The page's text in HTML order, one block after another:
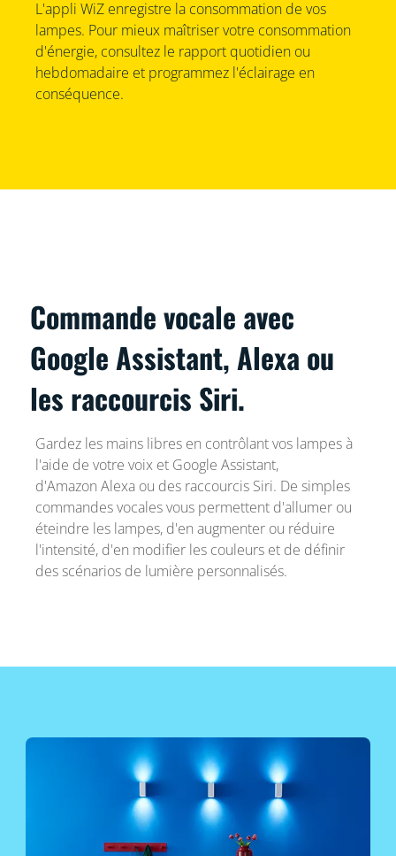
L'appli WiZ enregistre la consommation de vos
lampes. Pour mieux maîtriser votre consommation
d'énergie, consultez le rapport quotidien ou
hebdomadaire et programmez l'éclairage en
conséquence.
Commande vocale avec
Google Assistant, Alexa ou
les raccourcis Siri.
Gardez les mains libres en contrôlant vos lampes à
l'aide de votre voix et Google Assistant,
d'Amazon Alexa ou des raccourcis Siri. De simples
commandes vocales vous permettent d'allumer ou
éteindre les lampes, d'en augmenter ou réduire
l'intensité, d'en modifier les couleurs et de définir
des scénarios de lumière personnalisés.